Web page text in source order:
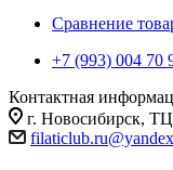
Сравнение
+7 (993) 004 70
Контактная
г. Новосибирск,